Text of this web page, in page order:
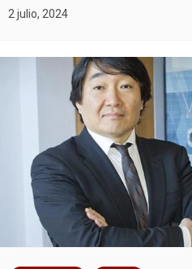
2 julio, 2024